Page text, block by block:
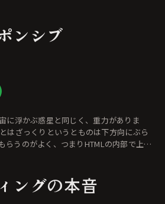
ンシブ
に浮かぶ惑星と同じく、重力がありま
らうのがよく、つまりHTMLの内部で上に
ングの本音